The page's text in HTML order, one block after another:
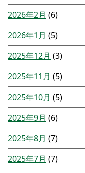
2026年2月 (6)
2026年1月 (5)
2025年12月 (3)
2025年11月 (5)
2025年10月 (5)
2025年9月 (6)
2025年8月 (7)
2025年7月 (7)